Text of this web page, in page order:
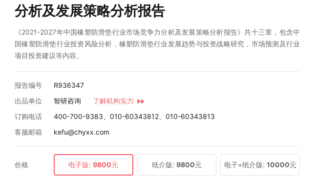
分析及发展策略分析报告
《2021-2027年中国橡塑防滑垫行业市场竞争力分析及发展策略分析报告》共十三章，包含中
国橡塑防滑垫行业投资风险分析，橡塑防滑垫行业发展趋势与投资战略研究，市场预测及行业
项目投资建议等内容。
报告编号
R936347
出品单位
智研咨询
了解机构实力
订购电话
400-700-9383、010-60343812、010-60343813
客服邮箱
kefu@chyxx.com
价格 电子版: 9800元 纸介版: 9800元 电子+纸介版: 10000元